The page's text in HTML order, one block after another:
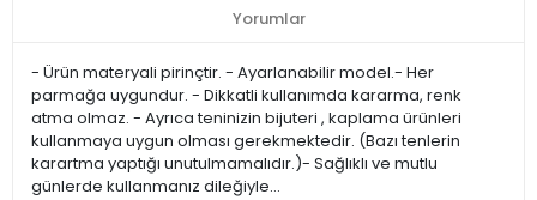
Yorumlar
- Ürün materyali pirinçtir. - Ayarlanabilir model.- Her
parmağa uygundur. - Dikkatli kullanımda kararma, renk
atma olmaz. - Ayrıca teninizin bijuteri , kaplama ürünleri
kullanmaya uygun olması gerekmektedir. (Bazı tenlerin
karartma yaptığı unutulmamalıdır.)- Sağlıklı ve mutlu
günlerde kullanmanız dileğiyle…